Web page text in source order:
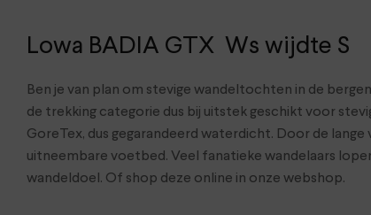
Lowa BADIA GTX Ws wijdte S
Ben je van plan om stevige wandeltochten in de
de trekking categorie dus bij uitstek geschikt voor
GoreTex, dus gegarandeerd waterdicht. Door de
uitneembare voetbed. Veel fanatieke wandelaars
wandeldoel. Of shop deze online in onze webshop.